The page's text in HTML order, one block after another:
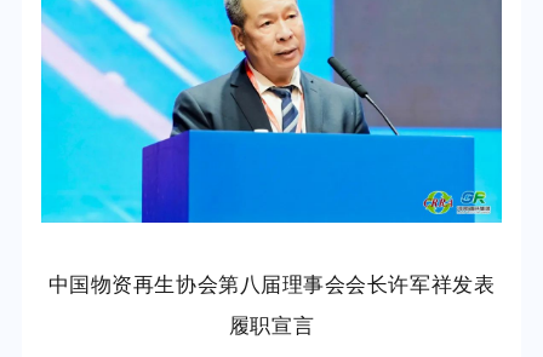
中国物资再生协会第八届理事会会长许军祥发表
履职宣言